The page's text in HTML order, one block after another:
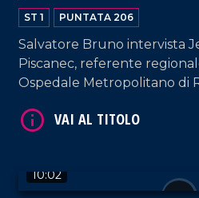
ST 1 PUNTATA 206
Salvatore Bruno intervista
Piscanec, referente
Ospedale Metropolitano di
10:02
VAI AL TITOLO